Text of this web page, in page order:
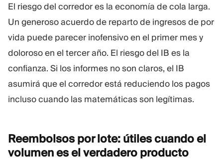
El riesgo del corredor es la economía de cola larga.
Un generoso acuerdo de reparto de ingresos de por
vida puede parecer inofensivo en el primer mes y
doloroso en el tercer año. El riesgo del IB es la
confianza. Si los informes no son claros, el IB
asumirá que el corredor está reduciendo los pagos
incluso cuando las matemáticas son legítimas.
Reembolsos por lote: útiles cuando el
volumen es el verdadero producto